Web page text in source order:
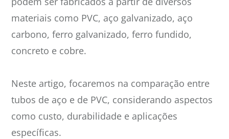
materiais como PVC, aço galvanizado, aço
carbono, ferro galvanizado, ferro fundido,
concreto e cobre.
Neste artigo, focaremos na comparação entre
tubos de aço e de PVC, considerando aspectos
como custo, durabilidade e aplicações
específicas.